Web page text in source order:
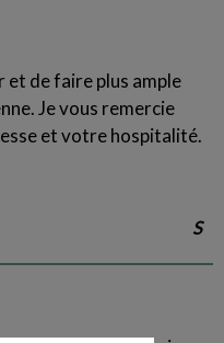
et de faire plus ample
Je vous remercie
et votre hospitalité.
S